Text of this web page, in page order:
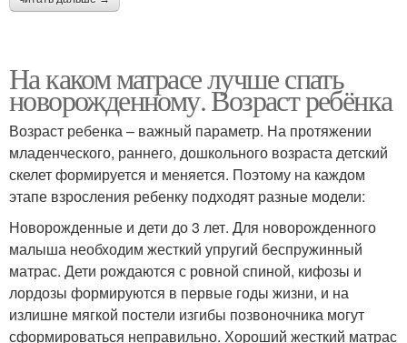
На каком матрасе лучше спать
новорожденному. Возраст ребёнка
Возраст ребенка – важный параметр. На протяжении
младенческого, раннего, дошкольного возраста детский
скелет формируется и меняется. Поэтому на каждом
этапе взросления ребенку подходят разные модели:
Новорожденные и дети до 3 лет. Для новорожденного
малыша необходим жесткий упругий беспружинный
матрас. Дети рождаются с ровной спиной, кифозы и
лордозы формируются в первые годы жизни, и на
излишне мягкой постели изгибы позвоночника могут
сформироваться неправильно. Хороший жесткий матрас